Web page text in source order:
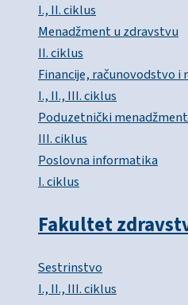
I., II. ciklus
Menadžment u zdravstvu
II. ciklus
Financije, računovodstvo i
I., II., III. ciklus
Poduzetnički menadžment
III. ciklus
Poslovna informatika
I. ciklus
Fakultet
Sestrinstvo
I., II., III. ciklus